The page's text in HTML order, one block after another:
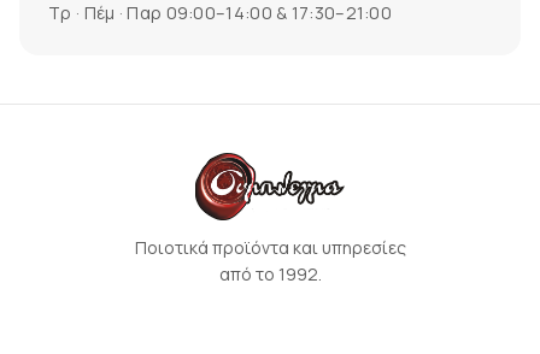
Τρ · Πέμ · Παρ 09:00–14:00 & 17:30–21:00
Ποιοτικά προϊόντα και υπηρεσίες
από το 1992.